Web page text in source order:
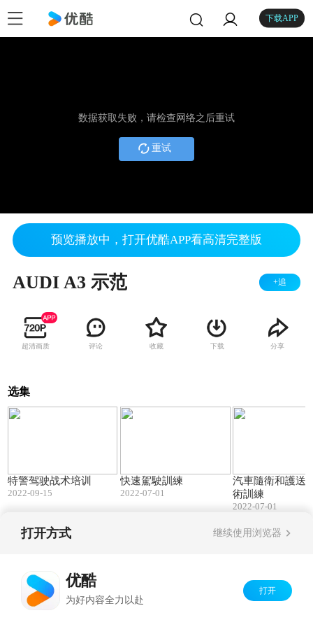
下载APP
数据获取失败，请检查网络之后重试
重试
预览播放中，打开优酷APP看高清完整版
AUDI A3 示范 +追
超清画质 评论 收藏 下载 分享
选集
特警驾驶战术培训
2022-09-15
快速駕駛訓練
2022-07-01
汽車隨衛和護送
術訓練
2022-07-01
打开方式 继续使用浏览器
优酷
为好内容全力以赴
打开